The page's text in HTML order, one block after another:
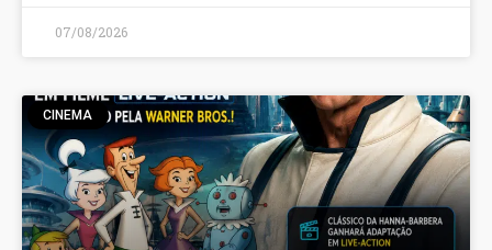
07/08/2026
CINEMA